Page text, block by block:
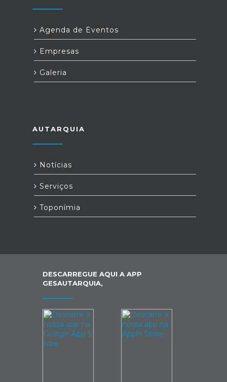
Agenda de Eventos
Empresas
Galeria
AUTARQUIA
Notícias
Serviços
Toponímia
DESCARREGUE AQUI A APP
GESAUTARQUIA,